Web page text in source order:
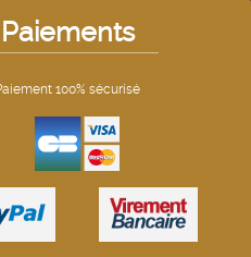
Paiements
100% sécurisé